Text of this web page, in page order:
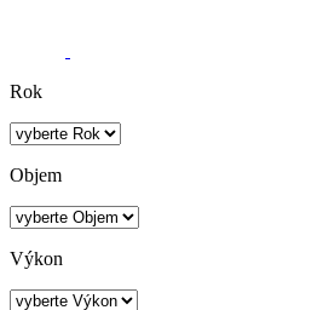
Rok
Objem
Výkon